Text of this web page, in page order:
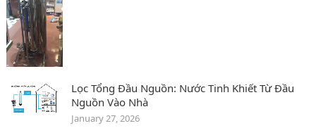
Lọc Tổng Đầu Nguồn: Nước Tinh Khiết Từ Đầu
Nguồn Vào Nhà
January 27, 2026